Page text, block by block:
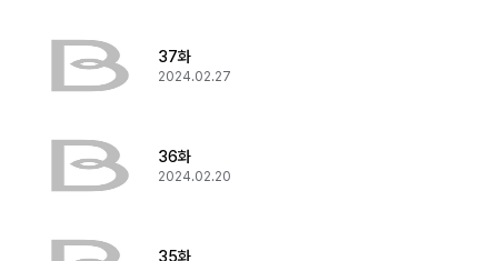
37화
2024.02.27
36화
2024.02.20
35화